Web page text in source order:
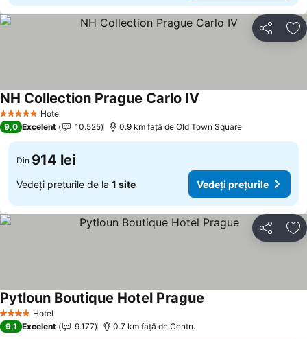
Distribuiți
5 Stele Hotel
NH Collection Prague Carlo IV
9,0 Excelent 10.525 0.9 km faţă de Old Town Square
Din 914 lei
Vedeți prețurile de la 1 site Vedeți prețurile
Distribuiți
4 Stele Hotel
Pytloun Boutique Hotel Prague
9,1 Excelent 9.177 0.7 km faţă de Centru